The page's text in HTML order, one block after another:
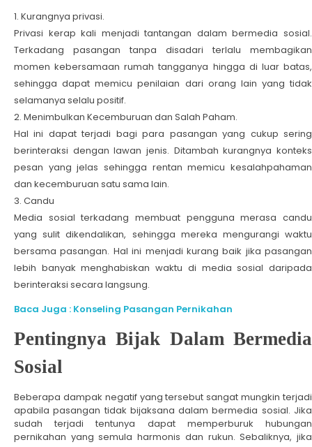
Kurangnya privasi.
Privasi kerap kali menjadi tantangan dalam bermedia sosial.
Terkadang pasangan tanpa disadari terlalu membagikan
momen kebersamaan rumah tangganya hingga di luar batas,
sehingga dapat memicu penilaian dari orang lain yang tidak
selamanya selalu positif.
Menimbulkan Kecemburuan dan Salah Paham.
Hal ini dapat terjadi bagi para pasangan yang cukup sering
berinteraksi dengan lawan jenis. Ditambah kurangnya konteks
pesan yang jelas sehingga rentan memicu kesalahpahaman
dan kecemburuan satu sama lain.
Candu
Media sosial terkadang membuat pengguna merasa candu
yang sulit dikendalikan, sehingga mereka mengurangi waktu
bersama pasangan. Hal ini menjadi kurang baik jika pasangan
lebih banyak menghabiskan waktu di media sosial daripada
berinteraksi secara langsung.
Baca Juga : Konseling Pasangan Pernikahan
Pentingnya Bijak Dalam Bermedia
Sosial
Beberapa dampak negatif yang tersebut sangat mungkin terjadi
apabila pasangan tidak bijaksana dalam bermedia sosial. Jika
sudah terjadi tentunya dapat memperburuk hubungan
pernikahan yang semula harmonis dan rukun. Sebaliknya, jika